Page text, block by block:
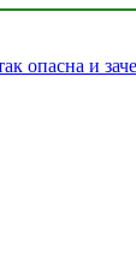
опасна и